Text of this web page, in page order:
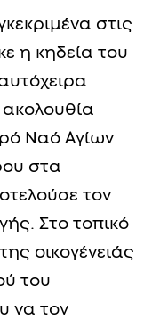
στις
η κηδεία του
Ναό Αγίων
στα
τον
Στο τοπικό
οικογένειάς
του
να τον